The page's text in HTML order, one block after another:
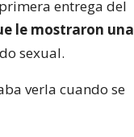
entrega del
le mostraron una
sexual.
verla cuando se